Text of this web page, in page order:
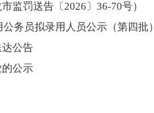
监罚送告〔2026〕36-70号）
务员拟录用人员公示（第四批）
公告
公示